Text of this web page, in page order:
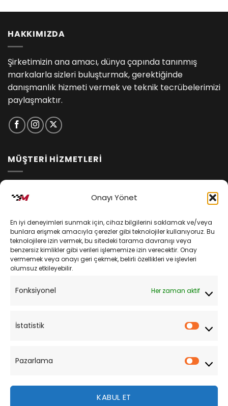
Onayı Yönet
En iyi deneyimleri sunmak için, cihaz bilgilerini saklamak ve/veya
bunlara erişmek amacıyla çerezler gibi teknolojiler kullanıyoruz. Bu
teknolojilere izin vermek, bu sitedeki tarama davranışı veya
benzersiz kimlikler gibi verileri işlememize izin verecektir. Onay
vermemek veya onayı geri çekmek, belirli özellikleri ve işlevleri
olumsuz etkileyebilir.
Fonksiyonel Her zaman aktif
İstatistik
Pazarlama
KABUL ET
HAKKIMIZDA
Şirketimizin ana amacı, dünya çapında tanınmış
markalarla sizleri buluşturmak, gerektiğinde
danışmanlık hizmeti vermek ve teknik tecrübelerimizi
paylaşmaktır.
MÜŞTERİ HİZMETLERİ
Kişisel Verilerin Korunması
Mesafeli Satış Sözleşmesi
Sipariş Takibi